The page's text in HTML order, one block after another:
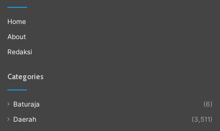
Home
About
Redaksi
Categories
Baturaja
(6)
Daerah
(3,511)